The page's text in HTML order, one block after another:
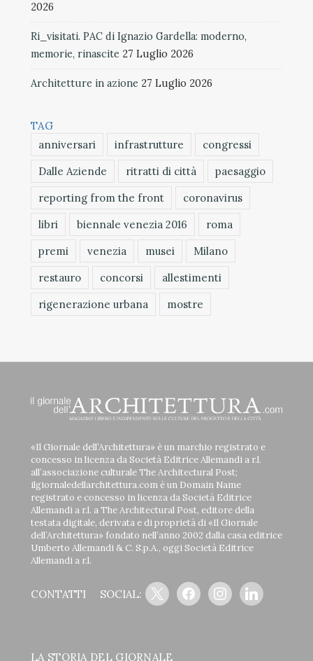
2026
Ri_visitati. PAC di Ignazio Gardella: moderno,
memorie, rinascite 27 Luglio 2026
Architetture in azione 27 Luglio 2026
TAG
anniversari
infrastrutture
congressi
Dalle Aziende
ritratti di città
paesaggio
reporting from the front
coronavirus
libri
biennale venezia 2016
roma
premi
venezia musei
Milano
restauro
concorsi
allestimenti
rigenerazione urbana
mostre
«Il Giornale dell’Architettura» è un marchio registrato e
concesso in licenza da Società Editrice Allemandi a r.l.
all’associazione culturale The Architectural Post;
ilgiornaledellarchitettura.com è un Domain Name
registrato e concesso in licenza da Società Editrice
Allemandi a r.l. a The Architectural Post, editore della
testata digitale, derivata e di proprietà di «Il Giornale
dell’Architettura» fondato nell’anno 2002 dalla casa editrice
Umberto Allemandi & C. S.p.A., oggi Società Editrice
Allemandi a r.l.
CONTATTI SOCIAL:
x facebookinstagramlinkedin
LA STORIA DEL GIORNALE